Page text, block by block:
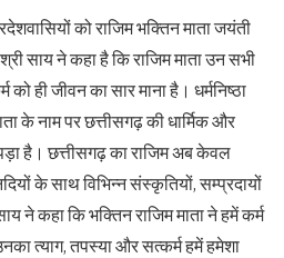
को राजिम भक्तिन माता जयंती
साय ने कहा है कि राजिम माता उन सभी
को ही जीवन का सार माना है। धर्मनिष्ठा
के नाम पर छत्तीसगढ़ की धार्मिक और
है। छत्तीसगढ़ का राजिम अब केवल
के साथ विभिन्न संस्कृतियों, सम्प्रदायों
ने कहा कि भक्तिन राजिम माता ने हमें कर्म
त्याग, तपस्या और सत्कर्म हमें हमेशा